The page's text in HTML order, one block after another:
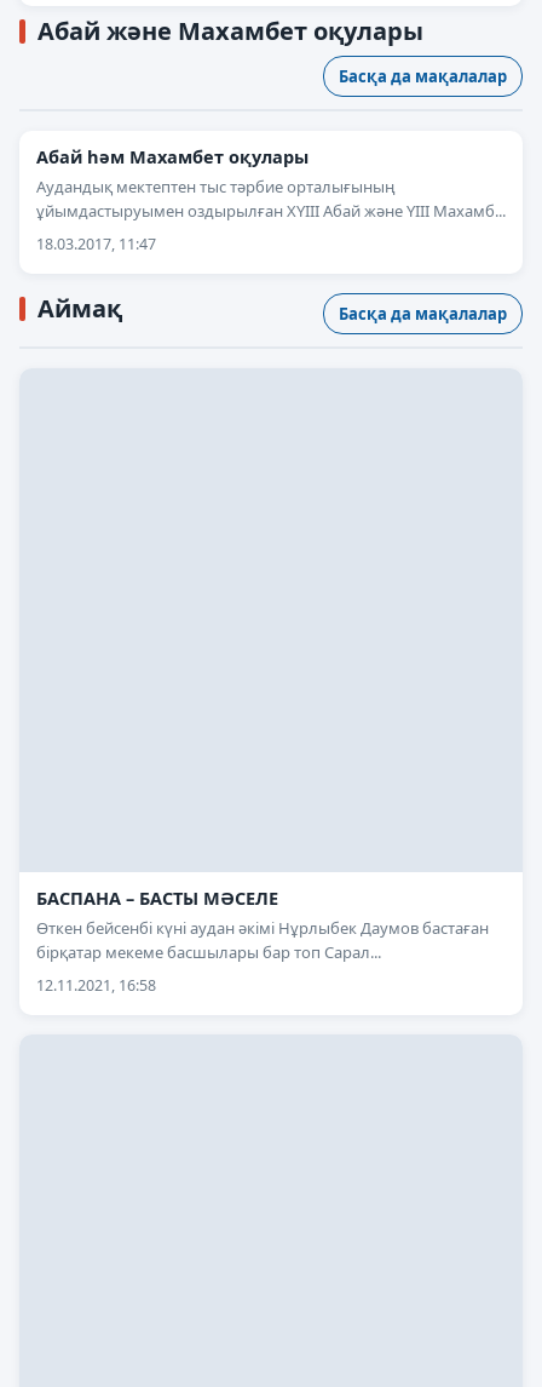
Абай және Махамбет оқулары
Басқа да мақалалар
Абай һәм Махамбет оқулары
Аудандық мектептен тыс тәрбие орталығының
ұйымдастыруымен оздырылған XYIІI Абай және YІII Махамб...
18.03.2017, 11:47
Аймақ Басқа да мақалалар
БАСПАНА – БАСТЫ МӘСЕЛЕ
Өткен бейсенбі күні аудан әкімі Нұрлыбек Даумов бастаған
бірқатар мекеме басшылары бар топ Сарал...
12.11.2021, 16:58